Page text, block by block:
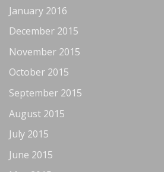
January 2016
December 2015
November 2015
October 2015
September 2015
August 2015
July 2015
June 2015